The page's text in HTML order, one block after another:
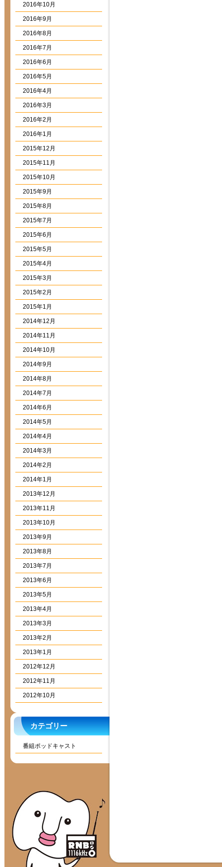
2016年10月
2016年9月
2016年8月
2016年7月
2016年6月
2016年5月
2016年4月
2016年3月
2016年2月
2016年1月
2015年12月
2015年11月
2015年10月
2015年9月
2015年8月
2015年7月
2015年6月
2015年5月
2015年4月
2015年3月
2015年2月
2015年1月
2014年12月
2014年11月
2014年10月
2014年9月
2014年8月
2014年7月
2014年6月
2014年5月
2014年4月
2014年3月
2014年2月
2014年1月
2013年12月
2013年11月
2013年10月
2013年9月
2013年8月
2013年7月
2013年6月
2013年5月
2013年4月
2013年3月
2013年2月
2013年1月
2012年12月
2012年11月
2012年10月
カテゴリー
番組ポッドキャスト